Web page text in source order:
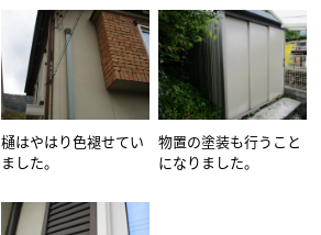
樋はやはり色褪せてい
ました。
物置の塗装も行うこと
になりました。